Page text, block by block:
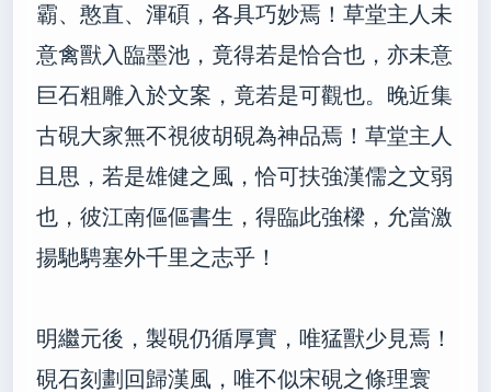
霸、憨直、渾碩，各具巧妙焉！草堂主人未
意禽獸入臨墨池，竟得若是恰合也，亦未意
巨石粗雕入於文案，竟若是可觀也。晚近集
古硯大家無不視彼胡硯為神品焉！草堂主人
且思，若是雄健之風，恰可扶強漢儒之文弱
也，彼江南傴傴書生，得臨此強樑，允當激
揚馳騁塞外千里之志乎！
明繼元後，製硯仍循厚實，唯猛獸少見焉！
硯石刻劃回歸漢風，唯不似宋硯之條理寰